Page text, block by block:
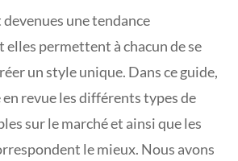
devenues une tendance
permettent à chacun de se
un style unique. Dans ce guide,
en revue les différents types de
sur le marché et ainsi que les
le mieux. Nous avons